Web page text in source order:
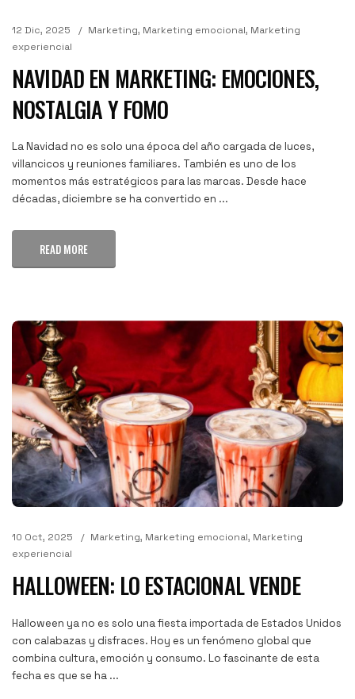
12 Dic, 2025 Marketing, Marketing emocional, Marketing
experiencial
NAVIDAD EN MARKETING: EMOCIONES,
NOSTALGIA Y FOMO
La Navidad no es solo una época del año cargada de luces,
villancicos y reuniones familiares. También es uno de los
momentos más estratégicos para las marcas. Desde hace
décadas, diciembre se ha convertido en ...
READ MORE
10 Oct, 2025 Marketing, Marketing emocional, Marketing
experiencial
HALLOWEEN: LO ESTACIONAL VENDE
Halloween ya no es solo una fiesta importada de Estados Unidos
con calabazas y disfraces. Hoy es un fenómeno global que
combina cultura, emoción y consumo. Lo fascinante de esta
fecha es que se ha ...